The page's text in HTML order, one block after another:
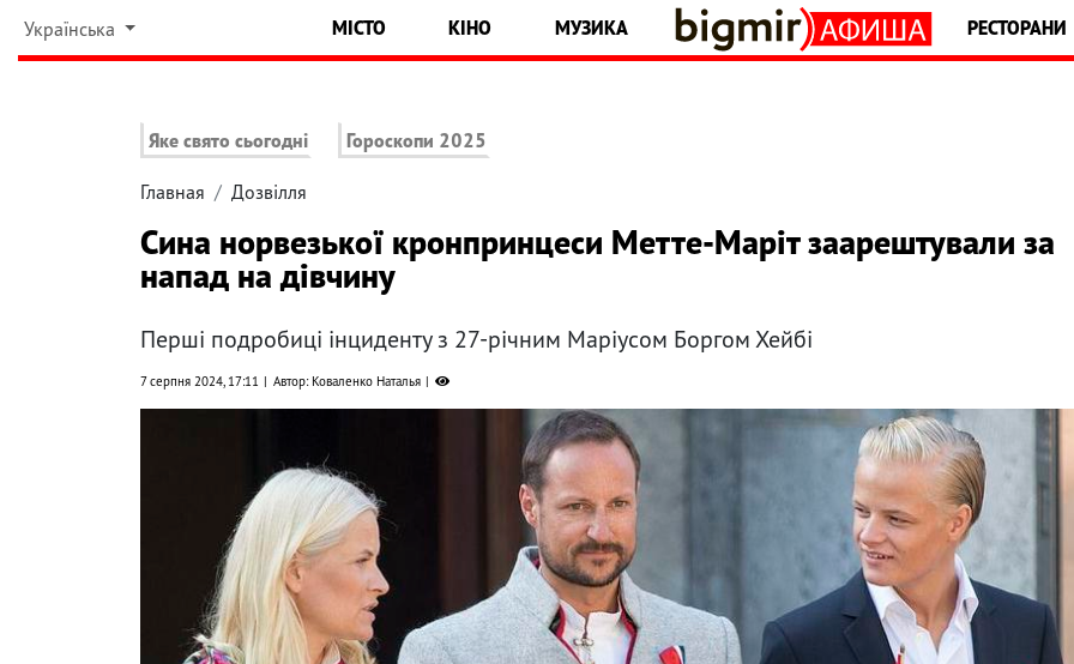
Українська МІСТО КІНО МУЗИКА РЕСТОРАНИ
Яке свято сьогодні Гороскопи 2025
Главная Дозвілля
Сина норвезької кронпринцеси Метте-Маріт заарештували за
напад на дівчину
Перші подробиці інциденту з 27-річним Маріусом Боргом Хейбі
7 серпня 2024, 17:11 Автор: Коваленко Наталья